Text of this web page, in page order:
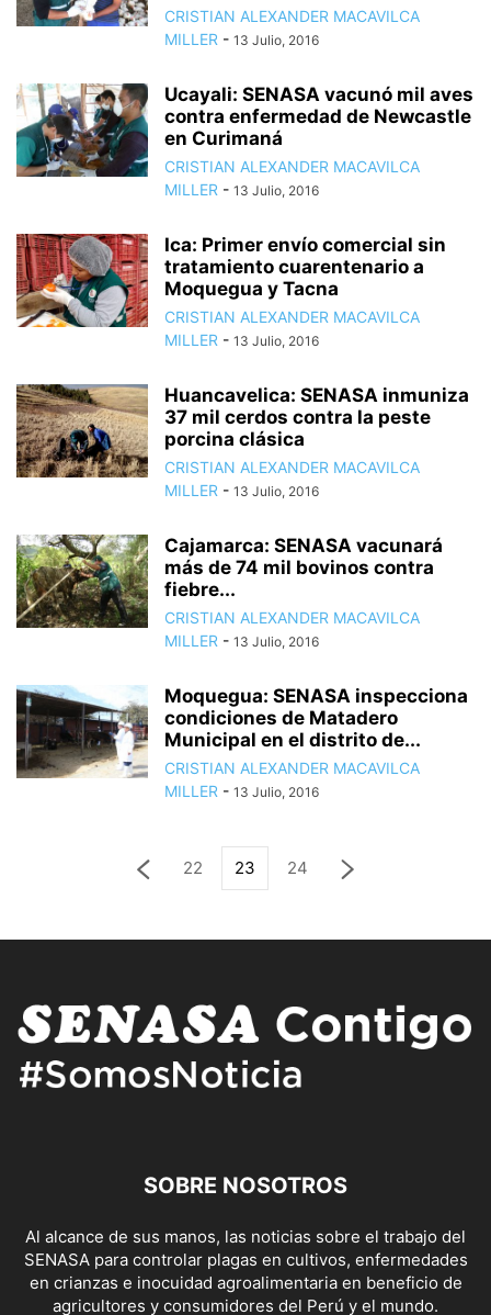
CRISTIAN ALEXANDER MACAVILCA
MILLER - 13 Julio, 2016
Ucayali: SENASA vacunó mil aves
contra enfermedad de Newcastle
en Curimaná
CRISTIAN ALEXANDER MACAVILCA
MILLER - 13 Julio, 2016
Ica: Primer envío comercial sin
tratamiento cuarentenario a
Moquegua y Tacna
CRISTIAN ALEXANDER MACAVILCA
MILLER - 13 Julio, 2016
Huancavelica: SENASA inmuniza
37 mil cerdos contra la peste
porcina clásica
CRISTIAN ALEXANDER MACAVILCA
MILLER - 13 Julio, 2016
Cajamarca: SENASA vacunará
más de 74 mil bovinos contra
fiebre...
CRISTIAN ALEXANDER MACAVILCA
MILLER - 13 Julio, 2016
Moquegua: SENASA inspecciona
condiciones de Matadero
Municipal en el distrito de...
CRISTIAN ALEXANDER MACAVILCA
MILLER - 13 Julio, 2016
22 23 24
SOBRE NOSOTROS
Al alcance de sus manos, las noticias sobre el trabajo del
SENASA para controlar plagas en cultivos, enfermedades
en crianzas e inocuidad agroalimentaria en beneficio de
agricultores y consumidores del Perú y el mundo.